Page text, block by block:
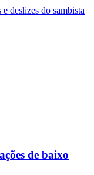
deslizes do sambista
de baixo